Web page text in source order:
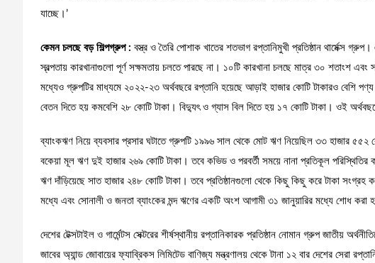
যাচ্ছে।’
কেমন চলছে বড় শিল্পগ্রুপ : বস্ত্র ও তৈরি পোশাক খাতের শতভাগ রপ্তানিমুখী প্রতিষ্ঠান থার্মেক্স
স্বল্পতায় কারখানাগুলো পূর্ণ সক্ষমতায় চলতে পারছে না। ১০টি কারখানা চলছে মাত্র ৩০ শতাংশ
মধ্যেও গ্রুপটির মাধ্যমে ২০২২-২৩ অর্থবছরে রপ্তানি হয়েছে আড়াই হাজার কোটি টাকারও বেশি
বেতন দিতে হয় কমবেশি ২৮ কোটি টাকা। বিদ্যুৎ ও গ্যাস বিল দিতে হয় ১৭ কোটি টাকা। ওই
ব্যাংকঋণ নিয়ে ব্যবসার প্রসার ঘটাতে গ্রুপটি ১৯৯৬ সাল থেকে মোট ঋণ নিয়েছিল ৩৩ হাজার
বকেয়া মূল ঋণ দুই হাজার ২৬৯ কোটি টাকা। তবে কভিড ও পরবর্তী সময়ে নানা প্রতিকূল
ঋণ দাঁড়িয়েছে সাত হাজার ২৪৮ কোটি টাকা। তবে প্রতিষ্ঠানগুলো থেকে কিছু কিছু করে টাকা
মধ্যে এবং সোনালী ও জনতা ব্যাংকের মন্দ ঋণের একটি অংশ আগামী ৩১ জানুয়ারির মধ্যে শোধ করা
দেশের টেক্সটাইল ও গার্মেন্টস সেক্টরের শীর্ষস্থানীয় রপ্তানিকারক প্রতিষ্ঠান নোমান গ্রুপ জাতীয়
জাবের অ্যান্ড জোবায়ের ফ্যাব্রিকস লিমিটেড বাণিজ্য মন্ত্রণালয় থেকে টানা ১২ বার দেশের সেরা